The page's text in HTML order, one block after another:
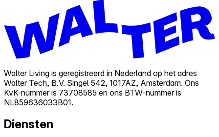
Walter Living is geregistreerd in Nederland op het adres
Walter Tech, B.V. Singel 542, 1017AZ, Amsterdam. Ons
KvK-nummer is 73708585 en ons BTW-nummer is
NL859636033B01.
Diensten